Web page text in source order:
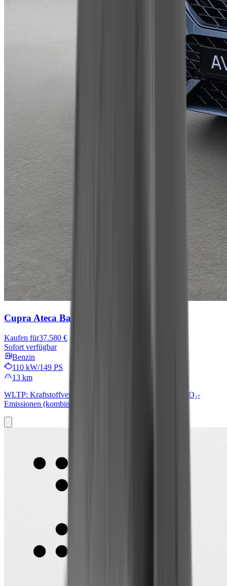
Cupra Ateca Basis
Kaufen für37.580 €
Sofort verfügbar
Benzin
110 kW/149 PS
13 km
WLTP: Kraftstoffverbrauch (kombiniert): 7,1 l/100 km; CO₂-
Emissionen (kombiniert): 159 g/km; CO₂-Klasse: F.